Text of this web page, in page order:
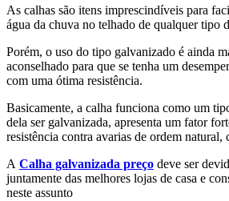
As calhas são itens imprescindíveis para
água da chuva no telhado de qualquer tipo
Porém, o uso do tipo galvanizado é ainda
aconselhado para que se tenha um
com uma ótima resistência.
Basicamente, a calha funciona como um
dela ser galvanizada, apresenta um fator
resistência contra avarias de ordem natural,
A Calha galvanizada preço deve ser
juntamente das melhores lojas de casa e
neste assunto